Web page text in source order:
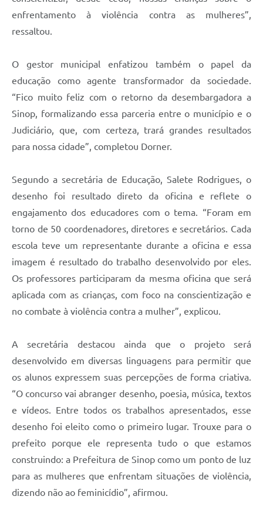
enfrentamento à violência contra as mulheres”,
ressaltou.
O gestor municipal enfatizou também o papel da
educação como agente transformador da sociedade.
“Fico muito feliz com o retorno da desembargadora a
Sinop, formalizando essa parceria entre o município e o
Judiciário, que, com certeza, trará grandes resultados
para nossa cidade”, completou Dorner.
Segundo a secretária de Educação, Salete Rodrigues, o
desenho foi resultado direto da oficina e reflete o
engajamento dos educadores com o tema. “Foram em
torno de 50 coordenadores, diretores e secretários. Cada
escola teve um representante durante a oficina e essa
imagem é resultado do trabalho desenvolvido por eles.
Os professores participaram da mesma oficina que será
aplicada com as crianças, com foco na conscientização e
no combate à violência contra a mulher”, explicou.
A secretária destacou ainda que o projeto será
desenvolvido em diversas linguagens para permitir que
os alunos expressem suas percepções de forma criativa.
“O concurso vai abranger desenho, poesia, música, textos
e vídeos. Entre todos os trabalhos apresentados, esse
desenho foi eleito como o primeiro lugar. Trouxe para o
prefeito porque ele representa tudo o que estamos
construindo: a Prefeitura de Sinop como um ponto de luz
para as mulheres que enfrentam situações de violência,
dizendo não ao feminicídio”, afirmou.